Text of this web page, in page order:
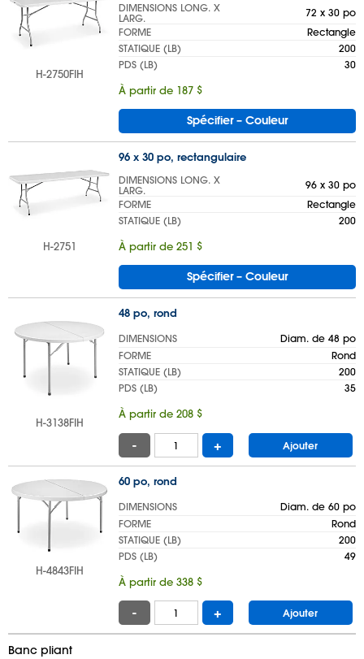
H-2750FIH
DIMENSIONS LONG. X
LARG.
72 x 30 po
FORME
Rectangle
STATIQUE (LB)
200
PDS (LB)
30
À partir de 187 $
Spécifier – Couleur
H-2751
96 x 30 po, rectangulaire
DIMENSIONS LONG. X
LARG.
96 x 30 po
FORME
Rectangle
STATIQUE (LB)
200
À partir de 251 $
Spécifier – Couleur
H-3138FIH
48 po, rond
DIMENSIONS
Diam. de 48 po
FORME
Rond
STATIQUE (LB)
200
PDS (LB)
35
À partir de 208 $
- + Ajouter
H-4843FIH
60 po, rond
DIMENSIONS
Diam. de 60 po
FORME
Rond
STATIQUE (LB)
200
PDS (LB)
49
À partir de 338 $
- + Ajouter
Banc pliant